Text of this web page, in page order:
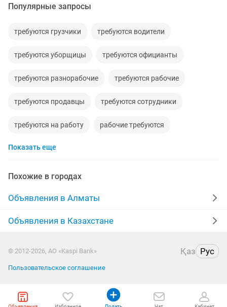
Популярные запросы
требуются грузчики требуются водители
требуются уборщицы требуются официанты
требуются разнорабочие требуются рабочие
требуются продавцы требуются сотрудники
требуются на работу рабочие требуются
требуются горничные
организации требуются
требуются сотрудники охраны
требуются комплектовщики
Показать еще
Похожие в городах
Объявления в Алматы
Объявления в Казахстане
© 2012-2026, АО «Kaspi Bank» Қаз Рус
Пользовательское соглашение